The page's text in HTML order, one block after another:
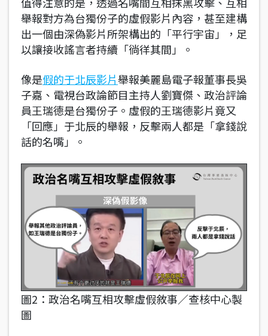
舉報對方為台獨份子的虛假影片內容，甚至建構
出一個由深偽影片所架構出的「平行宇宙」，足
以讓接收謠言者持續「徜徉其間」。
像是假的于北辰影片舉報美麗島電子報董事長吳
子嘉、電視台政論節目主持人劉寶傑、政治評論
員王瑞德是台獨份子。虛假的王瑞德影片竟又
「回應」于北辰的舉報，反擊兩人都是「拿錢說
話的名嘴」。
圖2：政治名嘴互相攻擊虛假敘事／查核中心製
圖